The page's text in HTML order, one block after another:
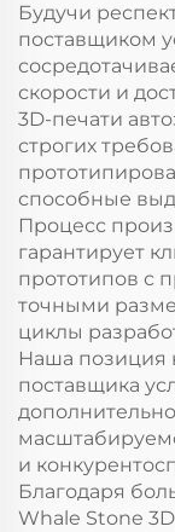
Будучи
поставщиком
скорости и
3D-печати
строгих
способные
Процесс
гарантирует
прототипов с
точными
циклы
Наша позиция
поставщика
и
Благодаря
Whale Stone